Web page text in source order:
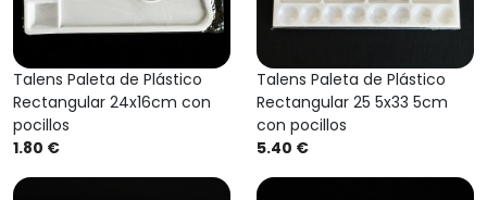
Talens Paleta de Plástico
Rectangular 24x16cm con
pocillos
1.80 €
Talens Paleta de Plástico
Rectangular 25 5x33 5cm
con pocillos
5.40 €